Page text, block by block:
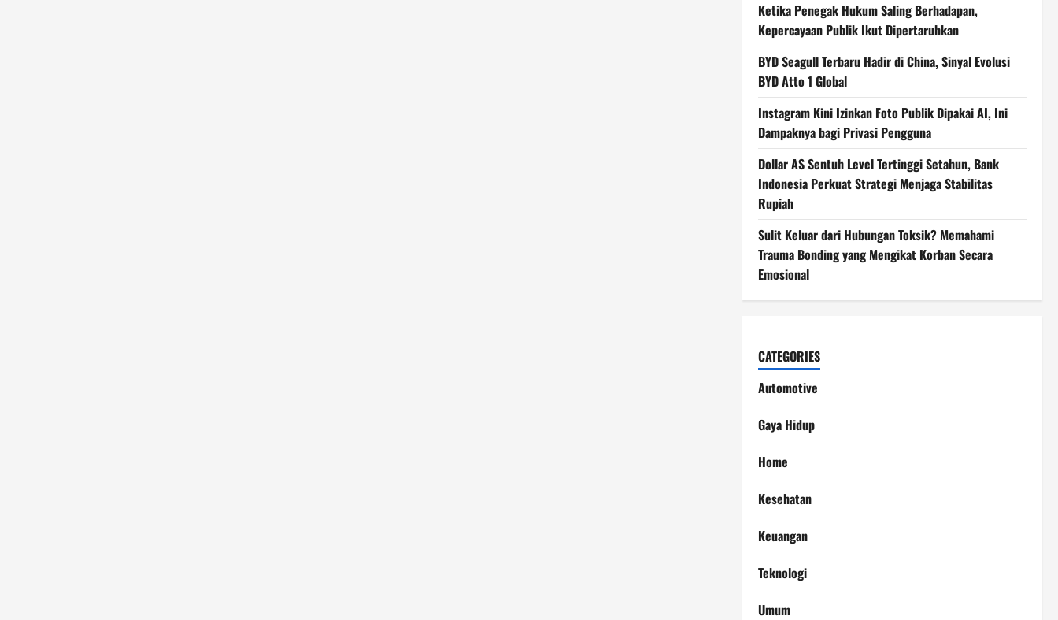
Ketika Penegak Hukum Saling Berhadapan,
Kepercayaan Publik Ikut Dipertaruhkan
BYD Seagull Terbaru Hadir di China, Sinyal Evolusi
BYD Atto 1 Global
Instagram Kini Izinkan Foto Publik Dipakai AI, Ini
Dampaknya bagi Privasi Pengguna
Dollar AS Sentuh Level Tertinggi Setahun, Bank
Indonesia Perkuat Strategi Menjaga Stabilitas
Rupiah
Sulit Keluar dari Hubungan Toksik? Memahami
Trauma Bonding yang Mengikat Korban Secara
Emosional
CATEGORIES
Automotive
Gaya Hidup
Home
Kesehatan
Keuangan
Teknologi
Umum